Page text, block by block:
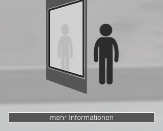
mehr Informationen